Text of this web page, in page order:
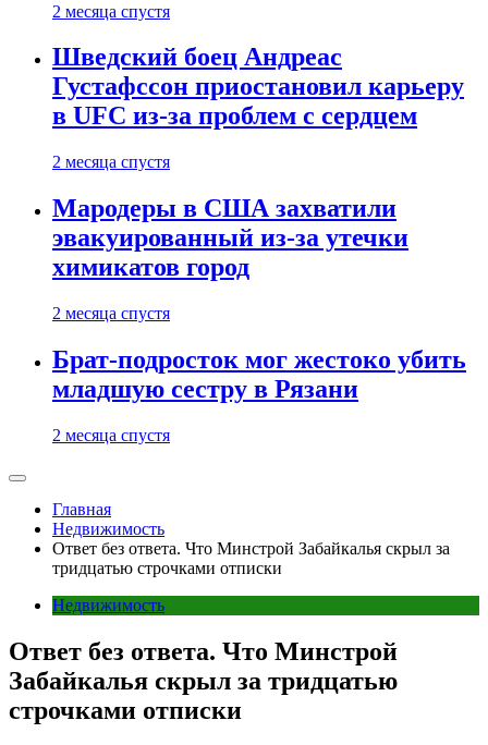
2 месяца спустя
Шведский боец Андреас
Густафссон приостановил карьеру
в UFC из-за проблем с сердцем
2 месяца спустя
Мародеры в США захватили
эвакуированный из-за утечки
химикатов город
2 месяца спустя
Брат-подросток мог жестоко убить
младшую сестру в Рязани
2 месяца спустя
Главная
Недвижимость
Ответ без ответа. Что Минстрой Забайкалья скрыл за
тридцатью строчками отписки
Недвижимость
Ответ без ответа. Что Минстрой
Забайкалья скрыл за тридцатью
строчками отписки